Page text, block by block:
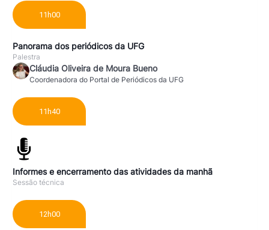
Panorama dos periódicos da UFG
Palestra
Cláudia Oliveira de Moura Bueno
Coordenadora do Portal de Periódicos da UFG
11h00
Informes e encerramento das atividades da manhã
Sessão técnica
11h40
12h00